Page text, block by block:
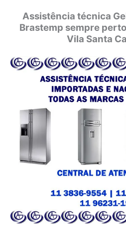
Assistência técnica
Brastemp sempre
Vila Santa